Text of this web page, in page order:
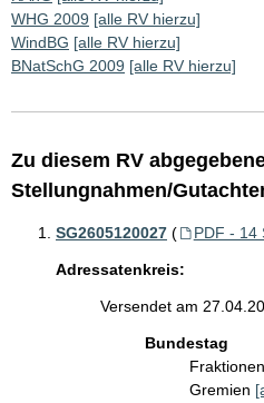
WHG 2009 [alle RV hierzu]
WindBG [alle RV hierzu]
BNatSchG 2009 [alle RV hierzu]
Zu diesem RV
Stellungnahmen/
SG2605120027 ( PDF - 14
Adressatenkreis:
Versendet am
Bundestag
Gremien